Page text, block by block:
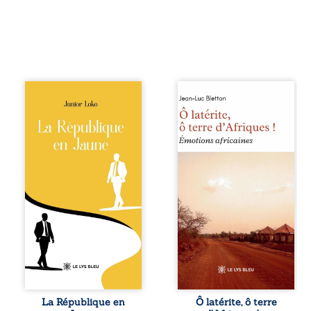
Fédérale du
Congo, la
naissance de
jumeaux de races
différentes
bouleverse l’ordre
établi : Senior est
Noir et Junior est
Blanc, bien que
nés d’un couple de
Noirs. Très vite,
l’événement attire
les médias
internationaux et
transforme le
bébé blanc en une
emblématique
La République en
Ô latérite, ô terre
d’Afriques ! est un
poétique et
authentique aux
paysages, aux
émotions brutes
d’un continent en
entre traditions et
modernité. Des
souvenirs intimes
– la pluie à
Namoungou, le
baobab de
Zagtouli – aux
portraits
marquants –
Ô latérite, ô terre